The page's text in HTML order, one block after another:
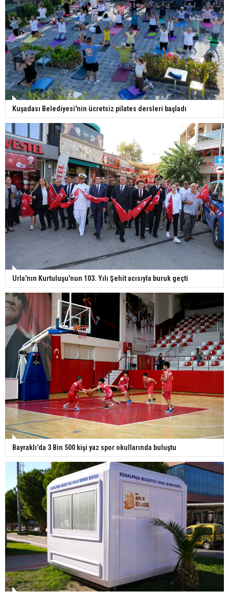
Kuşadası Belediyesi'nin ücretsiz pilates dersleri başladı
Urla'nın Kurtuluşu'nun 103. Yılı Şehit acısıyla buruk geçti
Bayraklı'da 3 Bin 500 kişi yaz spor okullarında buluştu